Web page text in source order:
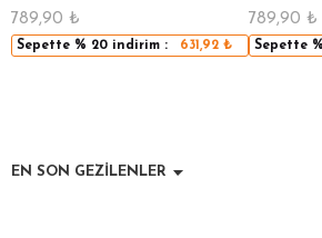
789,90 ₺
Sepette % 20 indirim : 631,92₺
789,90 ₺
Sepette
EN SON GEZİLENLER